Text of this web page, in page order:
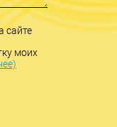
сайте
моих